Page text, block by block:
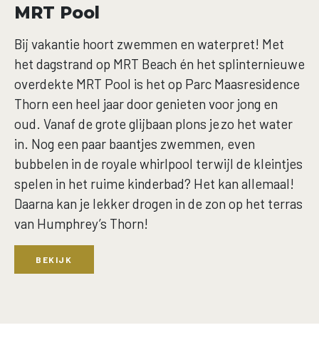
MRT Pool
Bij vakantie hoort zwemmen en waterpret! Met
het dagstrand op MRT Beach én het splinternieuwe
overdekte MRT Pool is het op Parc Maasresidence
Thorn een heel jaar door genieten voor jong en
oud. Vanaf de grote glijbaan plons je zo het water
in. Nog een paar baantjes zwemmen, even
bubbelen in de royale whirlpool terwijl de kleintjes
spelen in het ruime kinderbad? Het kan allemaal!
Daarna kan je lekker drogen in de zon op het terras
van Humphrey’s Thorn!
BEKIJK